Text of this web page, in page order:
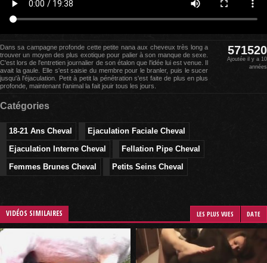
Dans sa campagne profonde cette petite nana aux cheveux très long a
trouver un moyen des plus exotique pour palier à son manque de sexe.
C'est lors de l'entretien journalier de son étalon que l'idée lui est venue. Il
avait la gaule. Elle s'est saisie du membre pour le branler, puis le sucer
jusqu'à l'éjaculation. Petit à petit la pénétration s'est faite de plus en plus
profonde, maintenant l'animal la fait jouir tous les jours.
571520
Ajoutée il y a 10
années
Catégories
18-21 Ans Cheval
Ejaculation Faciale Cheval
Ejaculation Interne Cheval
Fellation Pipe Cheval
Femmes Brunes Cheval
Petits Seins Cheval
VIDÉOS SIMILAIRES LES PLUS VUES DATE